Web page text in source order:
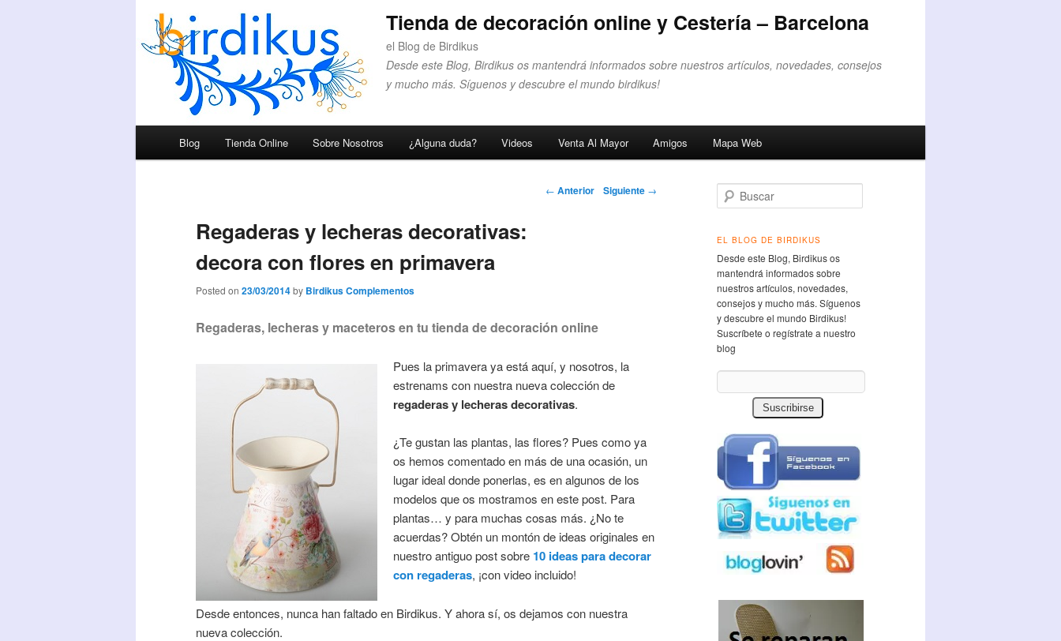
Tienda de decoración online y Cestería – Barcelona
el Blog de Birdikus
Desde este Blog, Birdikus os mantendrá informados sobre nuestros artículos, novedades, consejos
y mucho más. Síguenos y descubre el mundo birdikus!
Ir al contenido principal
Ir al contenido secundario
Blog Tienda Online Sobre Nosotros ¿Alguna duda? Videos Venta Al Mayor Amigos Mapa Web
Navegador de
← Anterior Siguiente →
Regaderas y lecheras decorativas:
decora con flores en primavera
Posted on 23/03/2014by Birdikus Complementos
Regaderas, lecheras y maceteros en tu tienda de decoración online
Pues la primavera ya está aquí, y nosotros, la
estrenams con nuestra nueva colección de
regaderas y lecheras decorativas.
¿Te gustan las plantas, las flores? Pues como ya
os hemos comentado en más de una ocasión, un
lugar ideal donde ponerlas, es en algunos de los
modelos que os mostramos en este post. Para
plantas… y para muchas cosas más. ¿No te
acuerdas? Obtén un montón de ideas originales en
nuestro antiguo post sobre 10 ideas para decorar
con regaderas, ¡con video incluido!
Desde entonces, nunca han faltado en Birdikus. Y ahora sí, os dejamos con nuestra
nueva colección.
Buscar
EL BLOG DE BIRDIKUS
Desde este Blog, Birdikus os
mantendrá informados sobre
nuestros artículos, novedades,
consejos y mucho más. Síguenos
y descubre el mundo Birdikus!
Suscríbete o regístrate a nuestro
blog